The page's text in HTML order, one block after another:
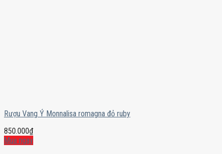
Rượu Vang Ý Monnalisa romagna đỏ ruby
850.000₫
Mua ngay